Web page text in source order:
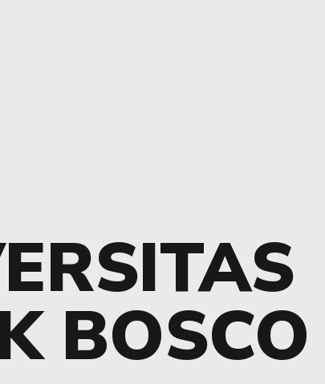
BOSCO